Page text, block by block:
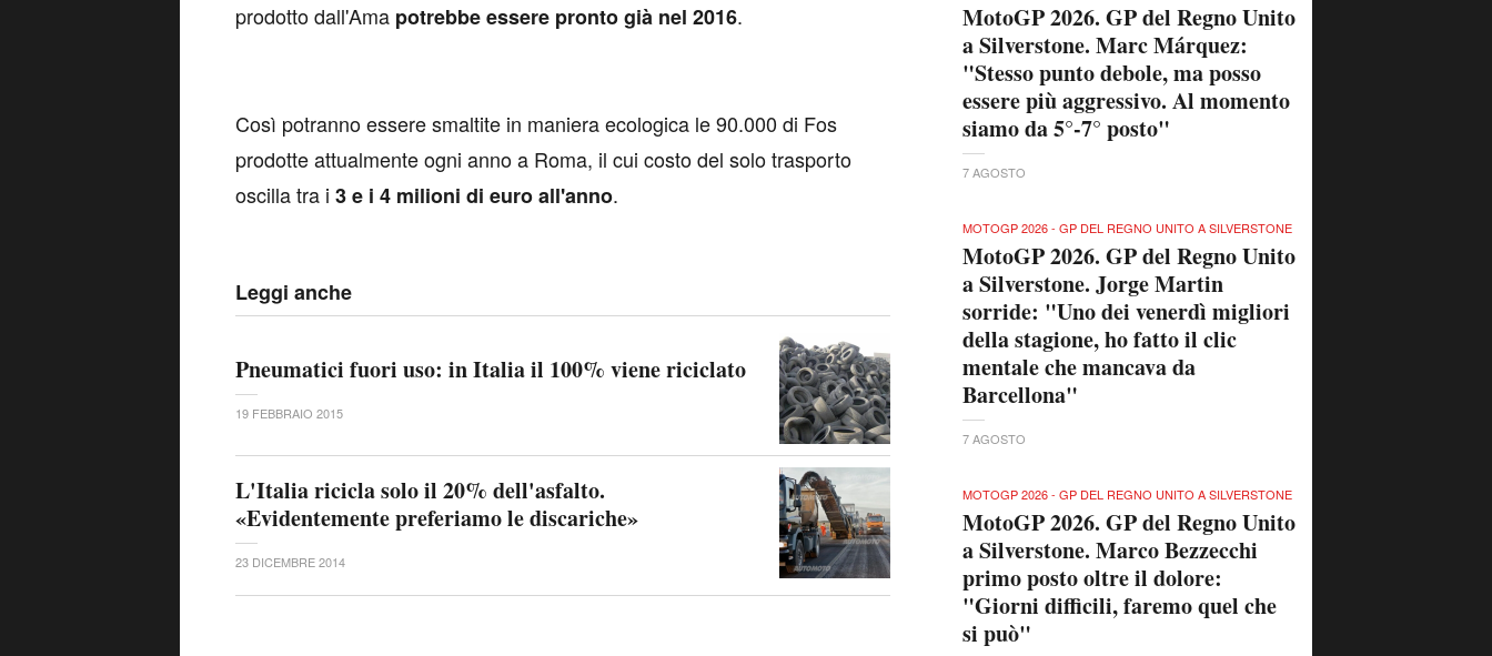
prodotto dall'Ama potrebbe essere pronto già nel 2016.
Così potranno essere smaltite in maniera ecologica le 90.000 di Fos
prodotte attualmente ogni anno a Roma, il cui costo del solo trasporto
oscilla tra i 3 e i 4 milioni di euro all'anno.
Leggi anche
Pneumatici fuori uso: in Italia il 100% viene riciclato
19 FEBBRAIO 2015
L'Italia ricicla solo il 20% dell'asfalto.
«Evidentemente preferiamo le discariche»
23 DICEMBRE 2014
MotoGP 2026. GP del Regno Unito
a Silverstone. Marc Márquez:
"Stesso punto debole, ma posso
essere più aggressivo. Al momento
siamo da 5°-7° posto"
7 AGOSTO
MOTOGP 2026 - GP DEL REGNO UNITO A SILVERSTONE
MotoGP 2026. GP del Regno Unito
a Silverstone. Jorge Martin
sorride: "Uno dei venerdì migliori
della stagione, ho fatto il clic
mentale che mancava da
Barcellona"
7 AGOSTO
MOTOGP 2026 - GP DEL REGNO UNITO A SILVERSTONE
MotoGP 2026. GP del Regno Unito
a Silverstone. Marco Bezzecchi
primo posto oltre il dolore:
"Giorni difficili, faremo quel che
si può"